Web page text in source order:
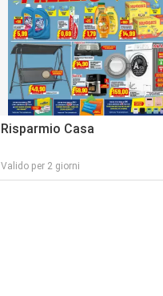
Risparmio Casa
Valido per 2 giorni